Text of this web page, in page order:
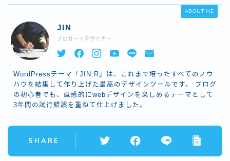
ABOUT ME
JIN
ブロガー / デザイナー
WordPressテーマ「JIN:R」は、これまで培ったすべてのノウ
ハウを結集して作り上げた最高のデザインツールです。 ブログ
の初心者でも、直感的にwebデザインを楽しめるテーマとして
3年間の試行錯誤を重ねて仕上げました。
SHARE